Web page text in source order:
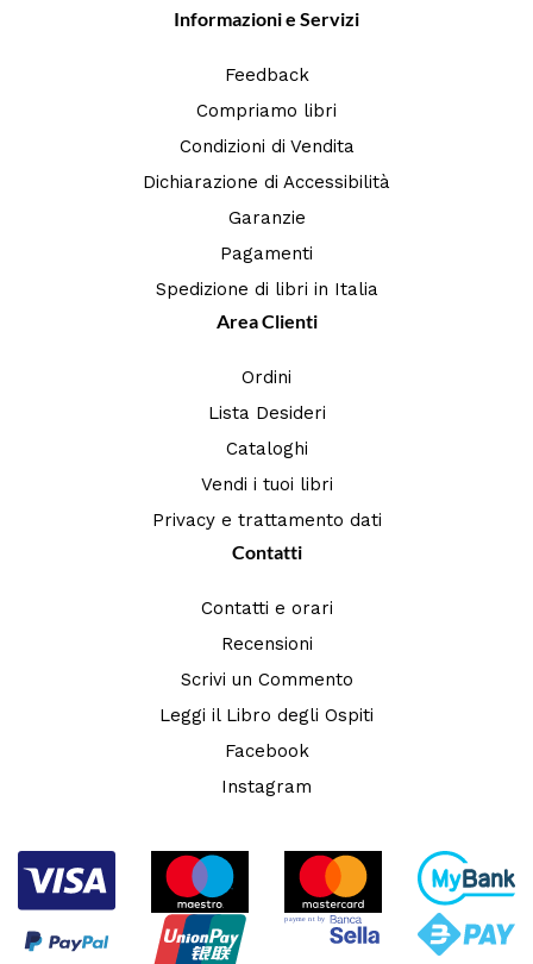
Informazioni e Servizi
Feedback
Compriamo libri
Condizioni di Vendita
Dichiarazione di Accessibilità
Garanzie
Pagamenti
Spedizione di libri in Italia
Area Clienti
Ordini
Lista Desideri
Cataloghi
Vendi i tuoi libri
Privacy e trattamento dati
Contatti
Contatti e orari
Recensioni
Scrivi un Commento
Leggi il Libro degli Ospiti
Facebook
Instagram